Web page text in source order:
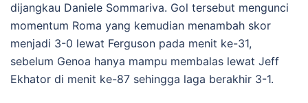
dijangkau Daniele Sommariva. Gol tersebut mengunci
momentum Roma yang kemudian menambah skor
menjadi 3-0 lewat Ferguson pada menit ke-31,
sebelum Genoa hanya mampu membalas lewat Jeff
Ekhator di menit ke-87 sehingga laga berakhir 3-1.